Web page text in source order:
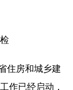
房和城乡建
作已经启动，